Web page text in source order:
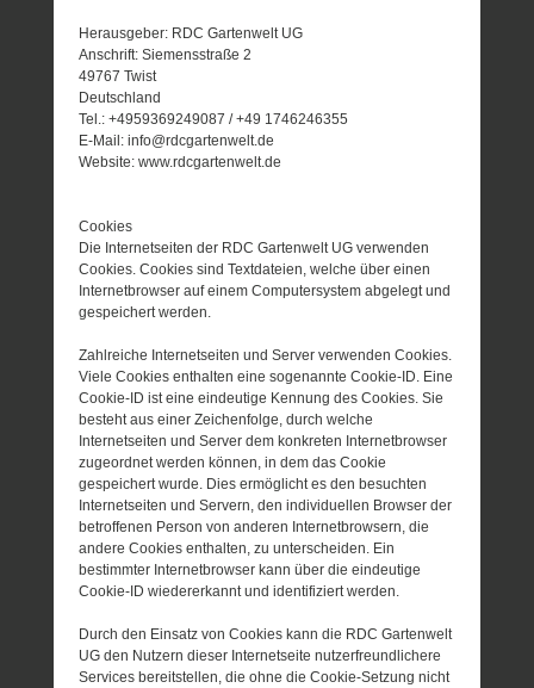
Herausgeber: RDC Gartenwelt UG
Anschrift: Siemensstraße 2
49767 Twist
Deutschland
Tel.: +4959369249087 / +49 1746246355
E-Mail: info@rdcgartenwelt.de
Website: www.rdcgartenwelt.de
Cookies
Die Internetseiten der RDC Gartenwelt UG verwenden
Cookies. Cookies sind Textdateien, welche über einen
Internetbrowser auf einem Computersystem abgelegt und
gespeichert werden.
Zahlreiche Internetseiten und Server verwenden Cookies.
Viele Cookies enthalten eine sogenannte Cookie-ID. Eine
Cookie-ID ist eine eindeutige Kennung des Cookies. Sie
besteht aus einer Zeichenfolge, durch welche
Internetseiten und Server dem konkreten Internetbrowser
zugeordnet werden können, in dem das Cookie
gespeichert wurde. Dies ermöglicht es den besuchten
Internetseiten und Servern, den individuellen Browser der
betroffenen Person von anderen Internetbrowsern, die
andere Cookies enthalten, zu unterscheiden. Ein
bestimmter Internetbrowser kann über die eindeutige
Cookie-ID wiedererkannt und identifiziert werden.
Durch den Einsatz von Cookies kann die RDC Gartenwelt
UG den Nutzern dieser Internetseite nutzerfreundlichere
Services bereitstellen, die ohne die Cookie-Setzung nicht